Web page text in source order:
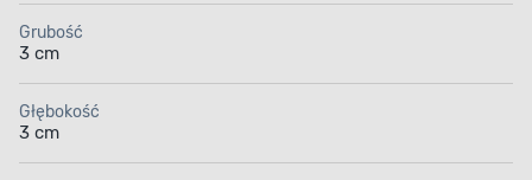
Grubość
3 cm
Głębokość
3 cm